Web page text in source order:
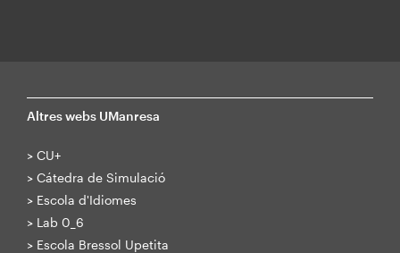
Altres webs UManresa
> CU+
> Cátedra de Simulació
> Escola d'Idiomes
> Lab 0_6
> Escola Bressol Upetita